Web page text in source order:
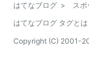
はてなブログ > スポ
はてなブログ タグとは
Copyright (C) 2001-